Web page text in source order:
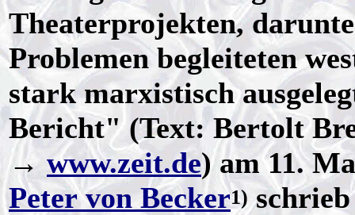
Theaterprojekten,
Problemen begleiteten
stark marxistisch
Bericht" (Text: Bertolt
→ www.zeit.de) am 11.
Peter von Becker1)